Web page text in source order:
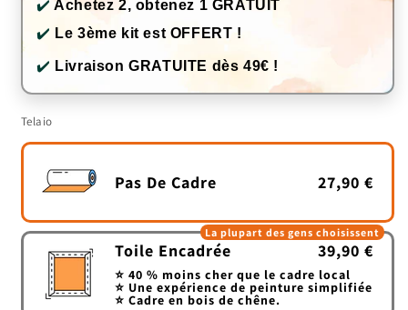
✔️ Achetez 2, obtenez 1 GRATUIT
✔️ Le 3ème kit est OFFERT !
✔️ Livraison GRATUITE dès 49€ !
Telaio
Pas De Cadre 27,90 €
Toile Encadrée 39,90 €
⭐ 40 % moins cher que le cadre local
⭐ Une expérience de peinture simplifiée
⭐ Cadre en bois de chêne.
La plupart des gens choisissent